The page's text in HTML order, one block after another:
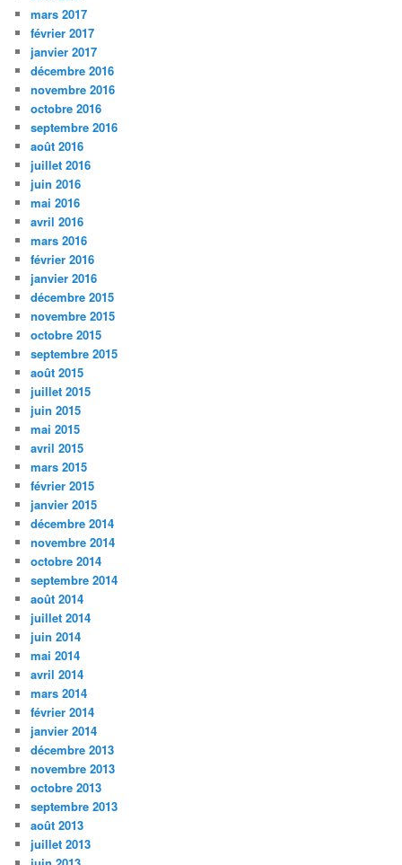
mars 2017
février 2017
janvier 2017
décembre 2016
novembre 2016
octobre 2016
septembre 2016
août 2016
juillet 2016
juin 2016
mai 2016
avril 2016
mars 2016
février 2016
janvier 2016
décembre 2015
novembre 2015
octobre 2015
septembre 2015
août 2015
juillet 2015
juin 2015
mai 2015
avril 2015
mars 2015
février 2015
janvier 2015
décembre 2014
novembre 2014
octobre 2014
septembre 2014
août 2014
juillet 2014
juin 2014
mai 2014
avril 2014
mars 2014
février 2014
janvier 2014
décembre 2013
novembre 2013
octobre 2013
septembre 2013
août 2013
juillet 2013